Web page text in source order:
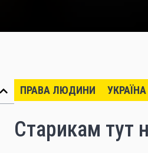
ПРАВА ЛЮДИНИ УКРАЇНА
Старикам тут